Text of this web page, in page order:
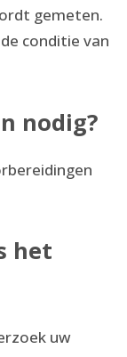
gemeten.
conditie van
nodig?
het
uw